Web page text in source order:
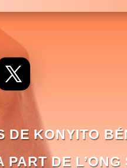
KONYITO
DE L’ONG